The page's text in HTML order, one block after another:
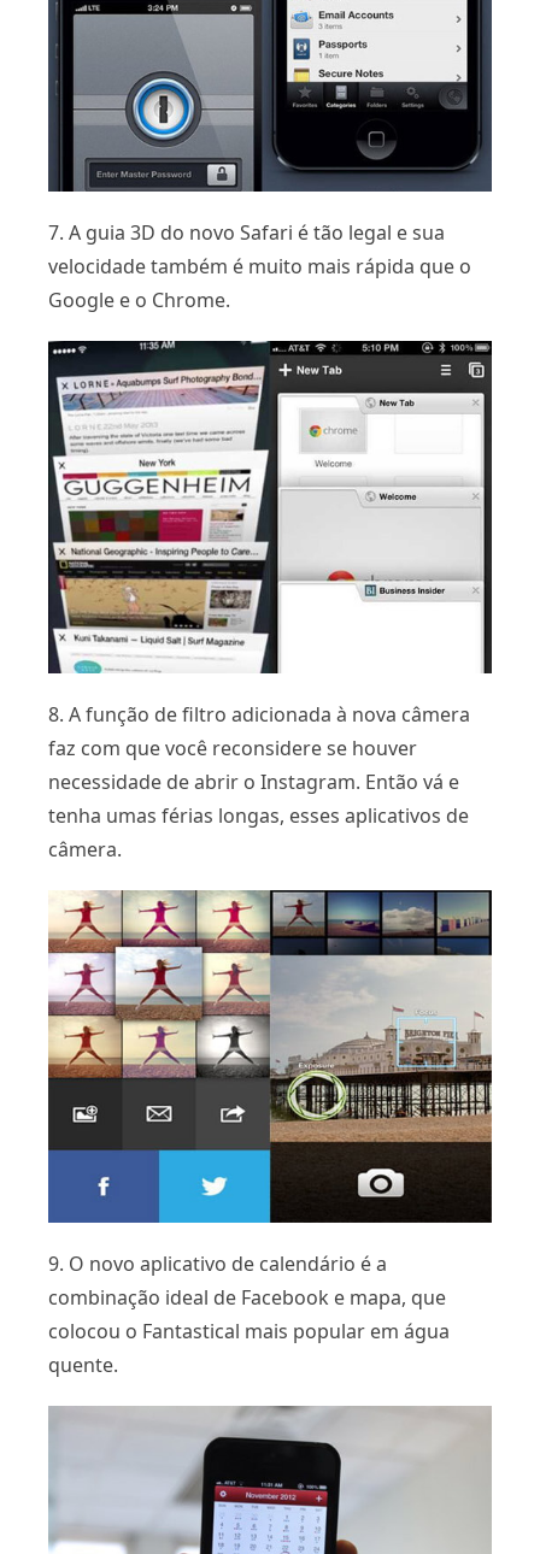
7. A guia 3D do novo Safari é tão legal e sua
velocidade também é muito mais rápida que o
Google e o Chrome.
8. A função de filtro adicionada à nova câmera
faz com que você reconsidere se houver
necessidade de abrir o Instagram. Então vá e
tenha umas férias longas, esses aplicativos de
câmera.
9. O novo aplicativo de calendário é a
combinação ideal de Facebook e mapa, que
colocou o Fantastical mais popular em água
quente.